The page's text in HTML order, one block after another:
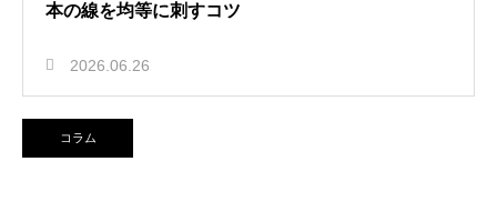
本の線を均等に刺すコツ
2026.06.26
コラム